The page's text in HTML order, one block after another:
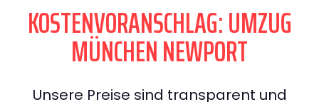
KOSTENVORANSCHLAG: UMZUG
MÜNCHEN NEWPORT
Unsere Preise sind transparent und